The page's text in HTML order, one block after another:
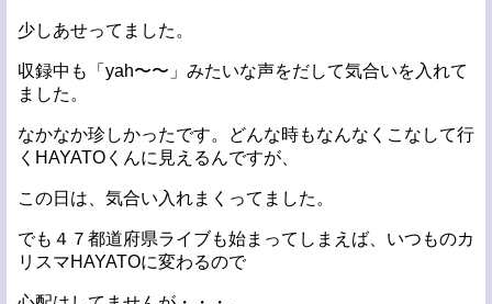
少しあせってました。
収録中も「yah〜〜」みたいな声をだして気合いを入れて
ました。
なかなか珍しかったです。どんな時もなんなくこなして行
くHAYATOくんに見えるんですが、
この日は、気合い入れまくってました。
でも４７都道府県ライブも始まってしまえば、いつものカ
リスマHAYATOに変わるので